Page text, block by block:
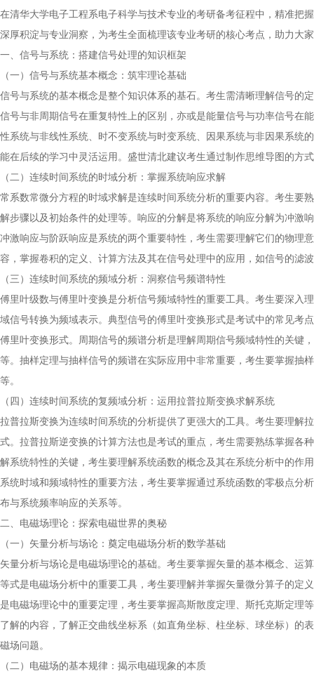
在清华大学电子工程系电子科学与技术专业的考研备考征程中，精准把
深厚积淀与专业洞察，为考生全面梳理该专业考研的核心考点，助力大
一、信号与系统：搭建信号处理的知识框架
（一）信号与系统基本概念：筑牢理论基础
信号与系统的基本概念是整个知识体系的基石。考生需清晰理解信号的
信号与非周期信号在重复特性上的区别，亦或是能量信号与功率信号在
性系统与非线性系统、时不变系统与时变系统、因果系统与非因果系统
能在后续的学习中灵活运用。盛世清北建议考生通过制作思维导图的方
（二）连续时间系统的时域分析：掌握系统响应求解
常系数常微分方程的时域求解是连续时间系统分析的重要内容。考生要
解步骤以及初始条件的处理等。响应的分解是将系统的响应分解为冲激
冲激响应与阶跃响应是系统的两个重要特性，考生需要理解它们的物理
容，掌握卷积的定义、计算方法及其在信号处理中的应用，如信号的滤
（三）连续时间系统的频域分析：洞察信号频谱特性
傅里叶级数与傅里叶变换是分析信号频域特性的重要工具。考生要深入
域信号转换为频域表示。典型信号的傅里叶变换形式是考试中的常见考
傅里叶变换形式。周期信号的频谱分析是理解周期信号频域特性的关键
等。抽样定理与抽样信号的频谱在实际应用中非常重要，考生要掌握抽
等。
（四）连续时间系统的复频域分析：运用拉普拉斯变换求解系统
拉普拉斯变换为连续时间系统的分析提供了更强大的工具。考生要理解
式。拉普拉斯逆变换的计算方法也是考试的重点，考生需要熟练掌握各
解系统特性的关键，考生要理解系统函数的概念及其在系统分析中的作
系统时域和频域特性的重要方法，考生要掌握通过系统函数的零极点分
布与系统频率响应的关系等。
二、电磁场理论：探索电磁世界的奥秘
（一）矢量分析与场论：奠定电磁场分析的数学基础
矢量分析与场论是电磁场理论的基础。考生要掌握矢量的基本概念、运
等式是电磁场分析中的重要工具，考生要理解并掌握矢量微分算子的定
是电磁场理论中的重要定理，考生要掌握高斯散度定理、斯托克斯定理
了解的内容，了解正交曲线坐标系（如直角坐标、柱坐标、球坐标）的
磁场问题。
（二）电磁场的基本规律：揭示电磁现象的本质